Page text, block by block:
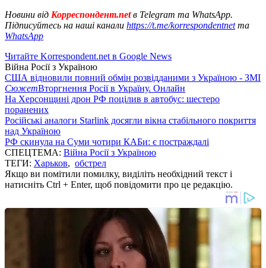
Новини від Корреспондент.netв Telegram та WhatsApp.
Підписуйтесь на наші канали https://t.me/korrespondentnetта
WhatsApp
Читайте Korrespondent.net в Google News
Війна Росії з Україною
США відновили повний обмін розвідданими з Україною - ЗМІ
СюжетВторгнення Росії в Україну. Онлайн
На Херсонщині дрон РФ поцілив в автобус: шестеро
поранених
Російські аналоги Starlink досягли вікна стабільного покриття
над Україною
РФ скинула на Суми чотири КАБи: є постраждалі
СПЕЦТЕМА: Війна Росії з Україною
ТЕГИ: Харьков, обстрел
Якщо ви помітили помилку, виділіть необхідний текст і
натисніть Ctrl + Enter, щоб повідомити про це редакцію.